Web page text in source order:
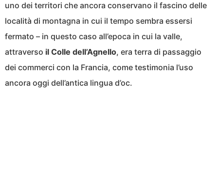
uno dei territori che ancora conservano il fascino delle
località di montagna in cui il tempo sembra essersi
fermato – in questo caso all’epoca in cui la valle,
attraverso il Colle dell’Agnello, era terra di passaggio
dei commerci con la Francia, come testimonia l’uso
ancora oggi dell’antica lingua d’oc.